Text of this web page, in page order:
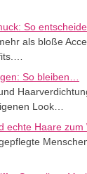
So
als bloße
So bleiben…
Look…
echte Haare zum